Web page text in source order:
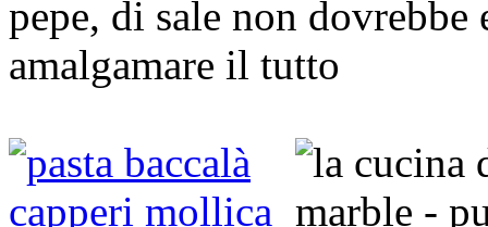
pepe, di sale non dovrebbe
amalgamare il tutto